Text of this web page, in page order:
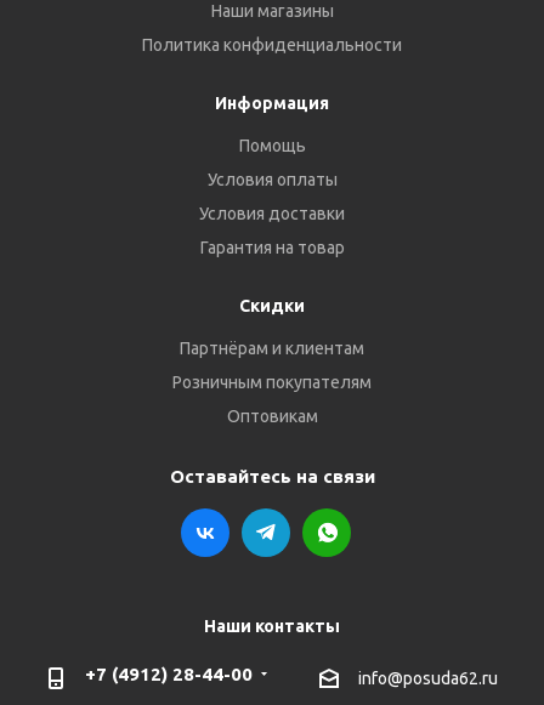
Наши магазины
Политика конфиденциальности
Информация
Помощь
Условия оплаты
Условия доставки
Гарантия на товар
Скидки
Партнёрам и клиентам
Розничным покупателям
Оптовикам
Оставайтесь на связи
Наши контакты
+7 (4912) 28-44-00 info@posuda62.ru